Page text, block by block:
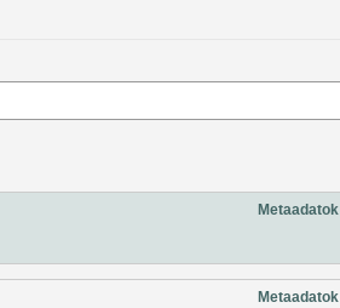
Metaadatok
Metaadatok